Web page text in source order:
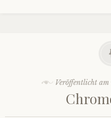
Veröffentlicht am